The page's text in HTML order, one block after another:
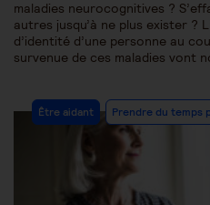
maladies neurocognitives ?
autres jusqu’à ne plus exister ?
d’identité d’une personne au
survenue de ces maladies vont
Post
Category:
Être aidant Prendre du temps